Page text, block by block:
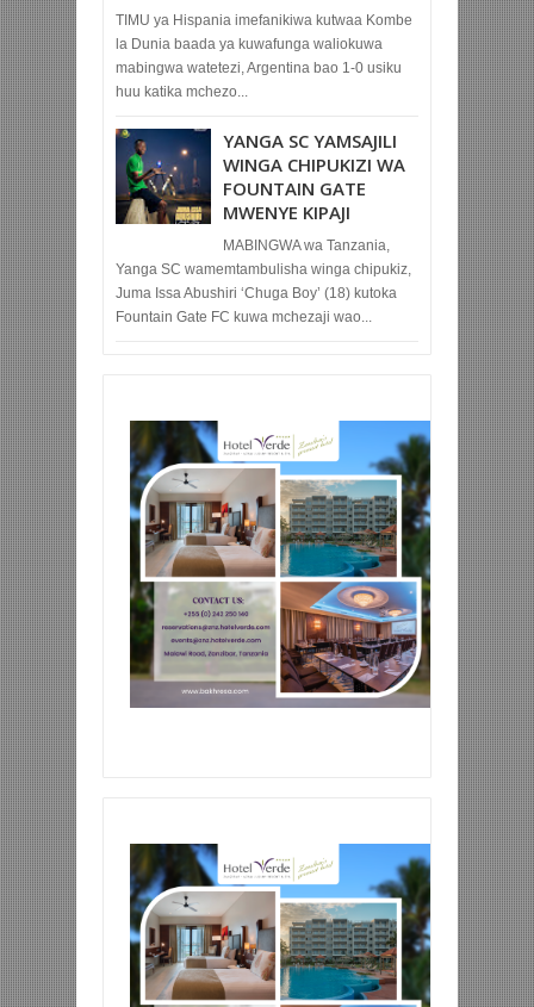
TIMU ya Hispania imefanikiwa kutwaa Kombe
la Dunia baada ya kuwafunga waliokuwa
mabingwa watetezi, Argentina bao 1-0 usiku
huu katika mchezo...
YANGA SC YAMSAJILI
WINGA CHIPUKIZI WA
FOUNTAIN GATE
MWENYE KIPAJI
MABINGWA wa Tanzania,
Yanga SC wamemtambulisha winga chipukiz,
Juma Issa Abushiri ‘Chuga Boy’ (18) kutoka
Fountain Gate FC kuwa mchezaji wao...